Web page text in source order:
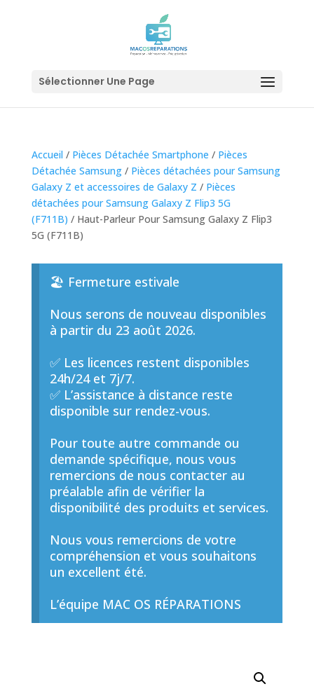
Sélectionner Une Page
Accueil / Pièces Détachée Smartphone / Pièces
Détachée Samsung/ Pièces détachées pour Samsung
Galaxy Z et accessoires de Galaxy Z / Pièces
détachées pour Samsung Galaxy Z Flip3 5G
(F711B) / Haut-Parleur Pour Samsung Galaxy Z Flip3
5G (F711B)
🏖️ Fermeture estivale
Nous serons de nouveau disponibles
à partir du 23 août 2026.
✅ Les licences restent disponibles
24h/24 et 7j/7.
✅ L’assistance à distance reste
disponible sur rendez-vous.
Pour toute autre commande ou
demande spécifique, nous vous
remercions de nous contacter au
préalable afin de vérifier la
disponibilité des produits et services.
Nous vous remercions de votre
compréhension et vous souhaitons
un excellent été.
L’équipe MAC OS RÉPARATIONS